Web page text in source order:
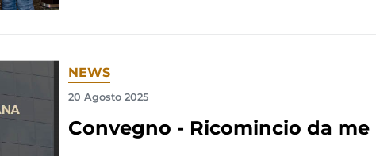
NEWS
20 Agosto 2025
Convegno - Ricomincio da me